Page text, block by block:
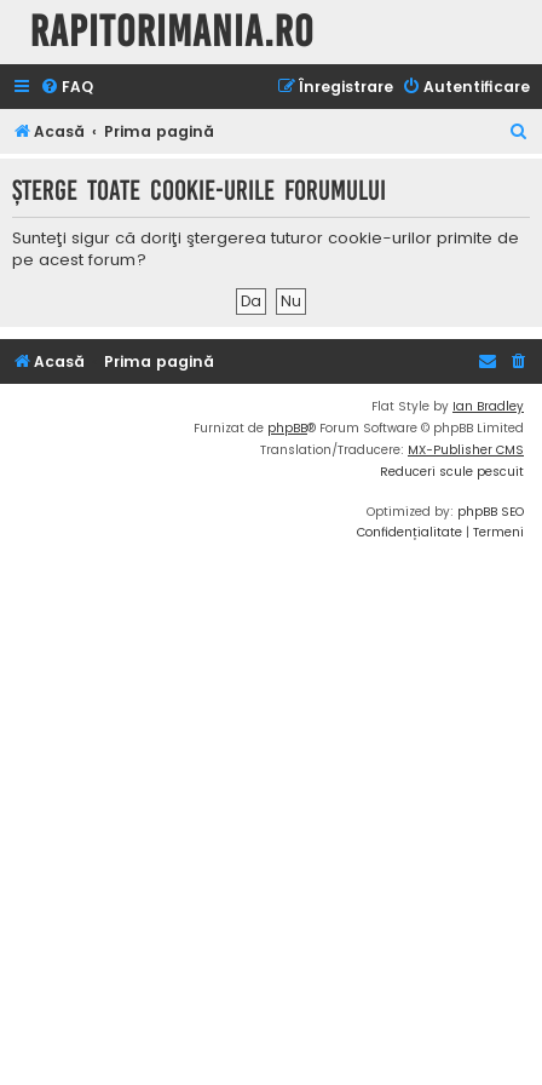
Rapitorimania.ro
FAQ Autentificare
Înregistrare
Acasă Prima pagină
t
Şterge toate cookie-urile forumului
Sunteţi sigur că doriţi ştergerea tuturor cookie-urilor primite de
pe acest forum?
Acasă Prima pagină
Flat Style by Ian Bradley
Furnizat de phpBB® Forum Software © phpBB Limited
Translation/Traducere: MX-Publisher CMS
Reduceri scule pescuit
Optimized by: phpBB SEO
Confidențialitate | Termeni